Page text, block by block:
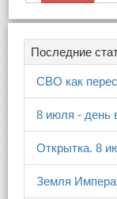
Последние
СВО как
8 июля - день
Открытка. 8
Земля